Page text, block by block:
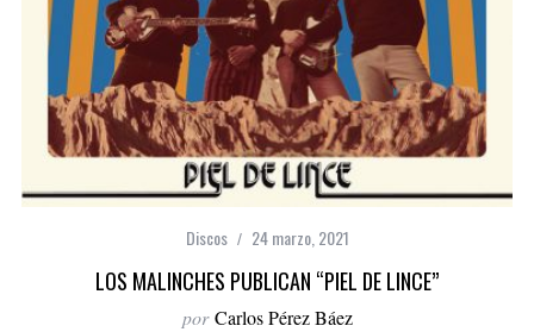
Discos 24 marzo, 2021
LOS MALINCHES PUBLICAN “PIEL DE LINCE”
por Carlos Pérez Báez